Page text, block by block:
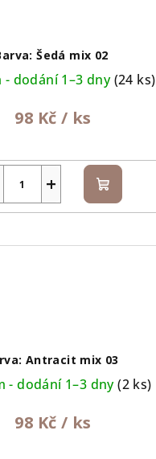
Šedá mix 02
- dodání 1–3 dny(24 ks)
98 Kč / ks
+ Do
košíku
Antracit mix 03
- dodání 1–3 dny(2 ks)
98 Kč / ks